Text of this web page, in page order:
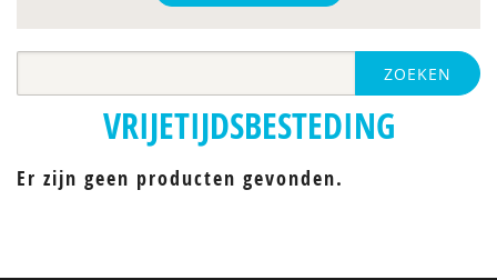
ZOEKEN
VRIJETIJDSBESTEDING
Er zijn geen producten gevonden.